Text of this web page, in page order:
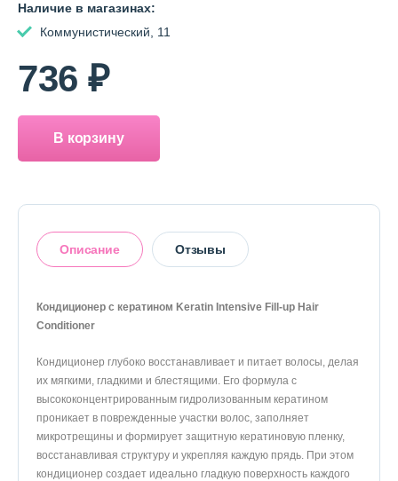
Политика конфиденциальности
+7 (996) 962 69 66
Наличие в магазинах:
Коммунистический, 11
736 ₽
В корзину
Описание Отзывы
Кондиционер с кератином Keratin Intensive Fill-up Hair
Conditioner
Кондиционер глубоко восстанавливает и питает волосы, делая
их мягкими, гладкими и блестящими. Его формула с
высококонцентрированным гидролизованным кератином
проникает в поврежденные участки волос, заполняет
микротрещины и формирует защитную кератиновую пленку,
восстанавливая структуру и укрепляя каждую прядь. При этом
кондиционер создает идеально гладкую поверхность каждого